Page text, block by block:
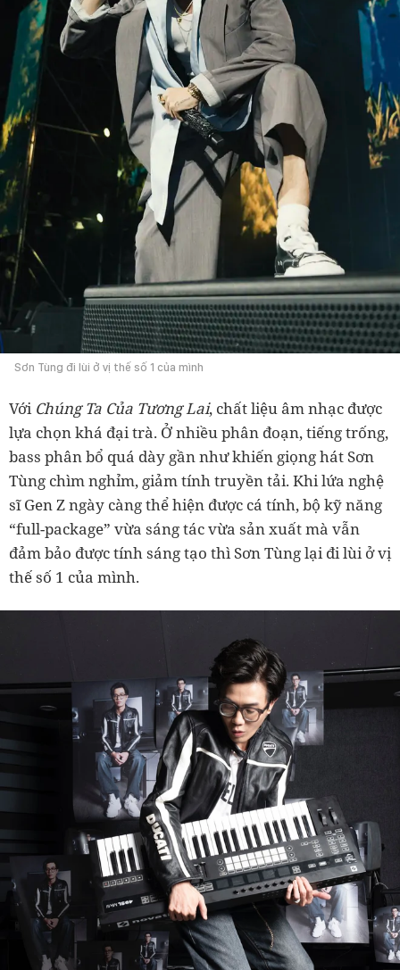
Sơn Tùng đi lùi ở vị thế số 1 của mình
Với Chúng Ta Của Tương Lai, chất liệu âm nhạc được
lựa chọn khá đại trà. Ở nhiều phân đoạn, tiếng trống,
bass phân bổ quá dày gần như khiến giọng hát Sơn
Tùng chìm nghỉm, giảm tính truyền tải. Khi lứa nghệ
sĩ Gen Z ngày càng thể hiện được cá tính, bộ kỹ năng
“full-package” vừa sáng tác vừa sản xuất mà vẫn
đảm bảo được tính sáng tạo thì Sơn Tùng lại đi lùi ở vị
thế số 1 của mình.